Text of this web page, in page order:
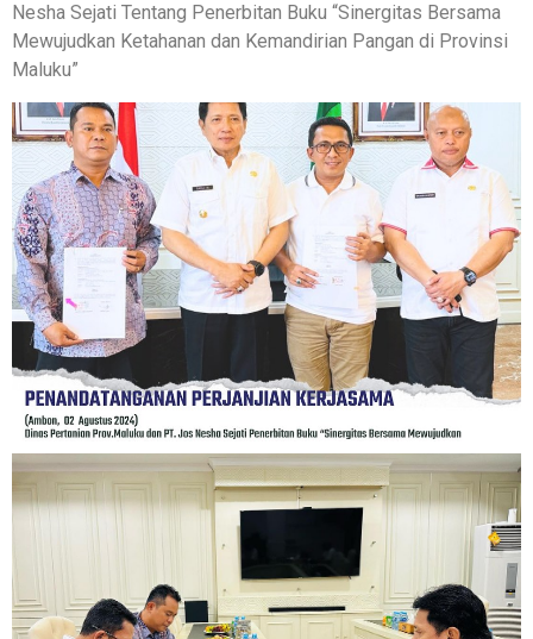
Nesha Sejati Tentang Penerbitan Buku “Sinergitas Bersama
Mewujudkan Ketahanan dan Kemandirian Pangan di Provinsi
Maluku”